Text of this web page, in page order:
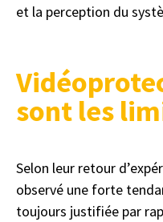
et la perception du
sont les
Selon leur retour
observé une forte
toujours justifiée par